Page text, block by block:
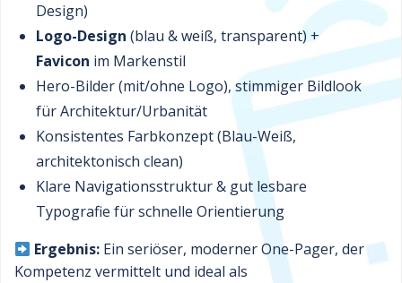
Design)
Logo-Design (blau & weiß, transparent) +
Favicon im Markenstil
Hero-Bilder (mit/ohne Logo), stimmiger Bildlook
für Architektur/Urbanität
Konsistentes Farbkonzept (Blau-Weiß,
architektonisch clean)
Klare Navigationsstruktur & gut lesbare
Typografie für schnelle Orientierung
Ergebnis: Ein seriöser, moderner One-Pager, der
Kompetenz vermittelt und ideal als